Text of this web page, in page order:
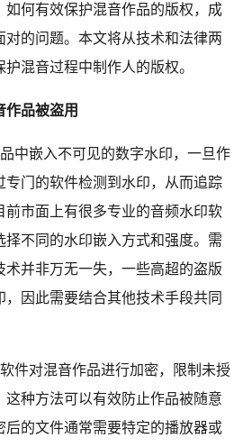
如何有效保护混音作品的版权，成
对的问题。本文将从技术和法律两
混音过程中制作人的版权。
作品被盗用
中嵌入不可见的数字水印，一旦作
专门的软件检测到水印，从而追踪
前市面上有很多专业的音频水印软
择不同的水印嵌入方式和强度。需
术并非万无一失，一些高超的盗版
因此需要结合其他技术手段共同
件对混音作品进行加密，限制未授
这种方法可以有效防止作品被随意
后的文件通常需要特定的播放器或